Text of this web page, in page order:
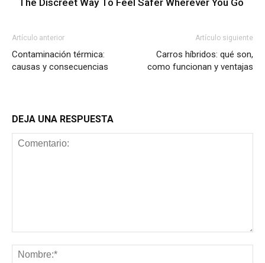
The Discreet Way To Feel Safer Wherever You Go
Artículo anterior
Contaminación térmica:
causas y consecuencias
Artículo siguiente
Carros híbridos: qué son,
como funcionan y ventajas
DEJA UNA RESPUESTA